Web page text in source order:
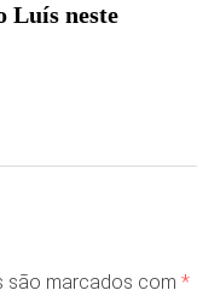
Luís neste
são marcados com *